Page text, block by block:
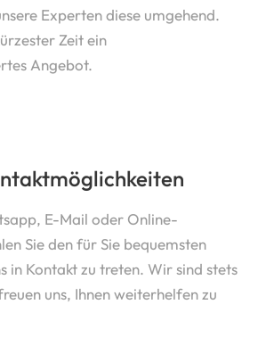
Experten diese umgehend.
Zeit ein
Angebot.
E-Mail oder Online-
Sie den für Sie bequemsten
in Kontakt zu treten. Wir sind stets
uns, Ihnen weiterhelfen zu